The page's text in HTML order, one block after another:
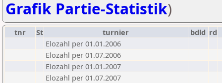
Grafik Partie-Statistik)
tnr St turnier bdld rd
Elozahl per 01.01.2006
Elozahl per 01.07.2006
Elozahl per 01.01.2007
Elozahl per 01.07.2007